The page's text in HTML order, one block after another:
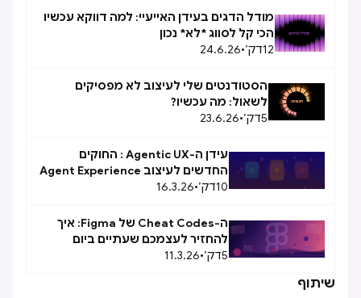
מודל הדגים בעידן האייעיי: למה דווקא עכשיו
הכי קל לסווג *לא* נכון
12דק׳•
24.6.26
הסטודנטים שלי לעיצוב לא מפסיקים
לשאול: מה עכשיו?
5דק׳•
23.6.26
עידן ה-Agentic UX : החוקים
החדשים לעיצוב Agent Experience
(AX)
10דק׳•
16.3.26
ה-Cheat Codes של Figma: איך
להחזיר לעצמכם שעתיים ביום
5דק׳•
11.3.26
שיתוף